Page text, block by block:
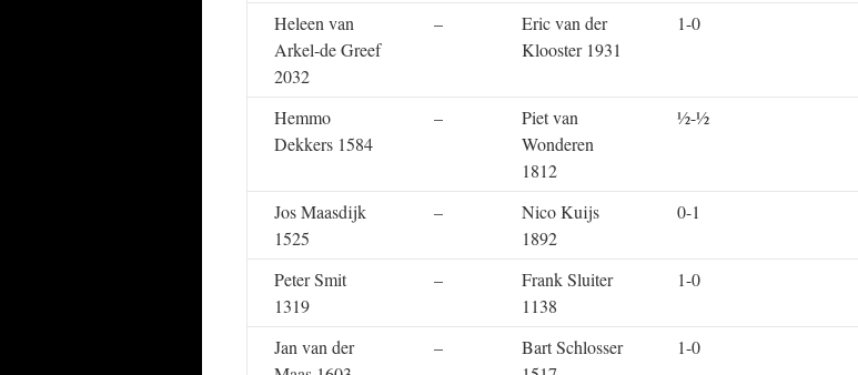
Heleen van
Arkel-de Greef
2032
–
Eric van der
Klooster 1931
1-0
Hemmo
Dekkers 1584
–
Piet van
Wonderen
1812
½-½
Jos Maasdijk
1525
–
Nico Kuijs
1892
0-1
Peter Smit
1319
–
Frank Sluiter
1138
1-0
Jan van der
–
Bart Schlosser
1-0